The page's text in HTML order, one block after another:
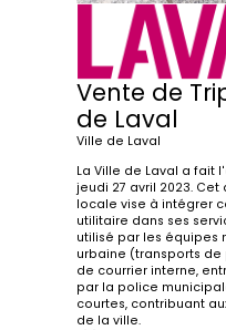
Vente de
de Laval
Ville de Laval
La Ville de Laval a fait
jeudi 27 avril 2023.
locale vise à intégrer
utilitaire dans ses
utilisé par les équipes
urbaine (transports
de courrier interne,
par la police
courtes, contribuant
de la ville.